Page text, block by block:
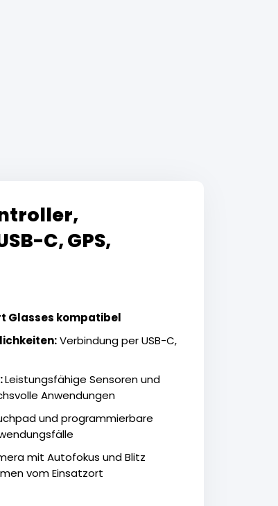
C, GPS,
Glasses kompatibel
Verbindung per USB-C,
Leistungsfähige Sensoren und
Anwendungen
und programmierbare
mit Autofokus und Blitz
vom Einsatzort